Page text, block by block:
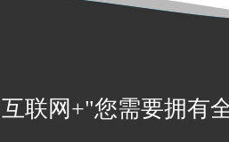
联网+"您需要拥有